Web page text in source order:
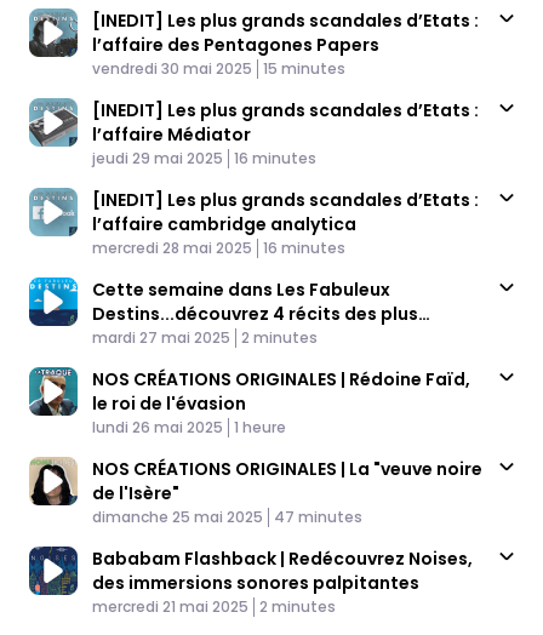
[INEDIT] Les plus grands scandales d’Etats :
l’affaire des Pentagones Papers
Published At
vendredi 30 mai 2025 Time
15 minutes
[INEDIT] Les plus grands scandales d’Etats :
l’affaire Médiator
Published At
jeudi 29 mai 2025 Time
16 minutes
[INEDIT] Les plus grands scandales d’Etats :
l’affaire cambridge analytica
Published At
mercredi 28 mai 2025 Time
16 minutes
Cette semaine dans Les Fabuleux
Destins...découvrez 4 récits des plus
grands scandales d'Etats
Published At
mardi 27 mai 2025 Time
2 minutes
NOS CRÉATIONS ORIGINALES | Rédoine Faïd,
le roi de l'évasion
Published At
lundi 26 mai 2025 Time
1 heure
NOS CRÉATIONS ORIGINALES | La "veuve noire
de l'Isère"
Published At
dimanche 25 mai 2025 Time
47 minutes
Bababam Flashback | Redécouvrez Noises,
des immersions sonores palpitantes
Published At
mercredi 21 mai 2025 Time
2 minutes